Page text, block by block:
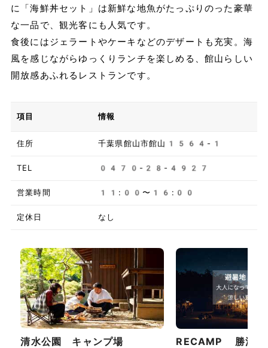
に「海鮮丼セット」は新鮮な地魚がたっぷりのった豪華
な一品で、観光客にも人気です。
食後にはジェラートやケーキなどのデザートも充実。海
風を感じながらゆっくりランチを楽しめる、館山らしい
開放感あふれるレストランです。
項目 情報
住所 千葉県館山市館山1564-1
TEL 0470-28-4927
営業時間 11:00〜16:00
定休日 なし
清水公園 キャンプ場 RECAMP 勝浦